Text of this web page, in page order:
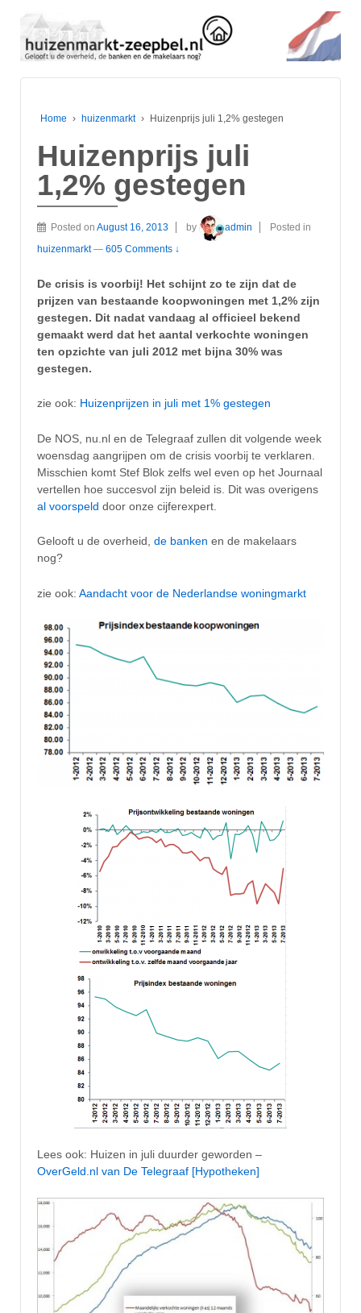
Home › huizenmarkt › Huizenprijs juli 1,2% gestegen
Huizenprijs juli
1,2% gestegen
Posted on August 16, 2013 by admin
Posted in
huizenmarkt — 605 Comments ↓
De crisis is voorbij! Het schijnt zo te zijn dat de
prijzen van bestaande koopwoningen met 1,2% zijn
gestegen. Dit nadat vandaag al officieel bekend
gemaakt werd dat het aantal verkochte woningen
ten opzichte van juli 2012 met bijna 30% was
gestegen.
zie ook: Huizenprijzen in juli met 1% gestegen
De NOS, nu.nl en de Telegraaf zullen dit volgende week
woensdag aangrijpen om de crisis voorbij te verklaren.
Misschien komt Stef Blok zelfs wel even op het Journaal
vertellen hoe succesvol zijn beleid is. Dit was overigens
al voorspeld door onze cijferexpert.
Gelooft u de overheid, de banken en de makelaars
nog?
zie ook: Aandacht voor de Nederlandse woningmarkt
Lees ook: Huizen in juli duurder geworden –
OverGeld.nl van De Telegraaf [Hypotheken]